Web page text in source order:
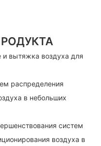
вытяжка воздуха для
распределения
в небольших
систем
воздуха в